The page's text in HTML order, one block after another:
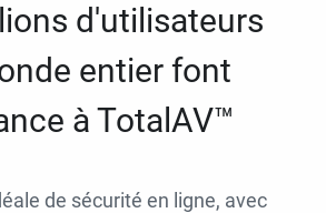
d'utilisateurs
entier font
à TotalAV™
de sécurité en ligne, avec